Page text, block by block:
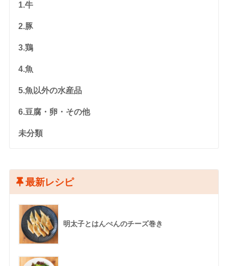
1.牛
2.豚
3.鶏
4.魚
5.魚以外の水産品
6.豆腐・卵・その他
未分類
最新レシピ
明太子とはんぺんのチーズ巻き